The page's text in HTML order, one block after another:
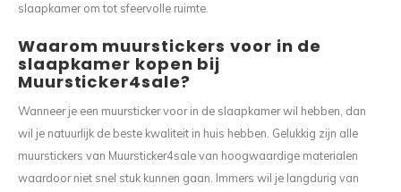
slaapkamer om tot sfeervolle ruimte.
Waarom muurstickers voor in de
slaapkamer kopen bij
Muursticker4sale?
Wanneer je een muursticker voor in de slaapkamer wil hebben, dan
wil je natuurlijk de beste kwaliteit in huis hebben. Gelukkig zijn alle
muurstickers van Muursticker4sale van hoogwaardige materialen
waardoor niet snel stuk kunnen gaan. Immers wil je langdurig van